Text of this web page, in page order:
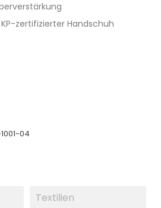
KP-zertifizierter Handschuh
04
Textilien